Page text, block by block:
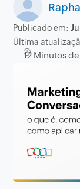
Publicado em:
Última
12 Minutos